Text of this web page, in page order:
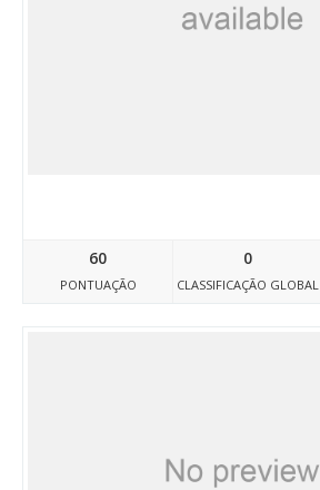
60
PONTUAÇÃO
0
CLASSIFICAÇÃO GLOBAL